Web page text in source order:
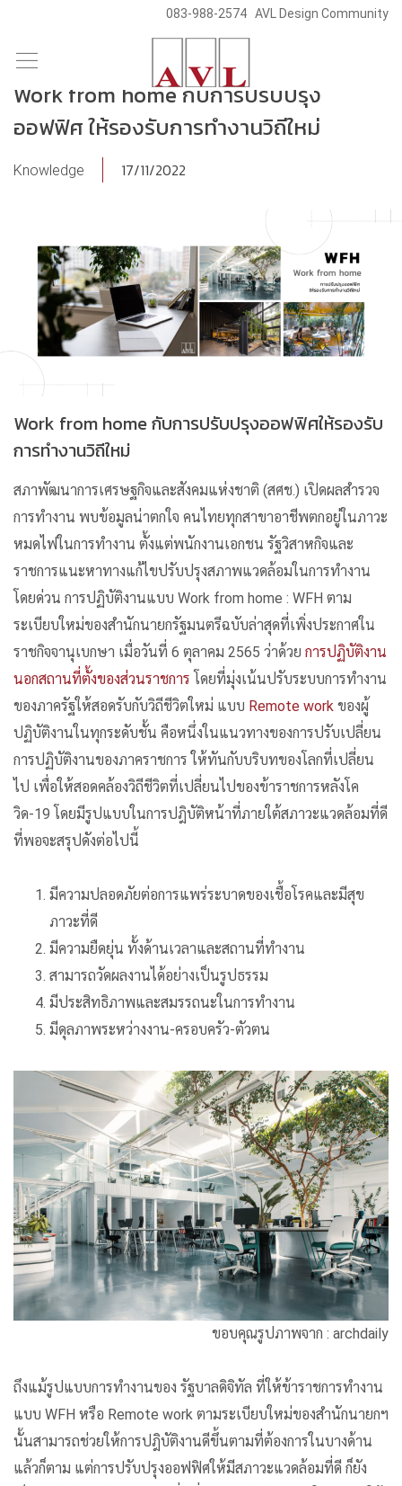
content
083-988-2574 AVL Design Community
Work from home กับการปรับปรุง
ออฟฟิศ ให้รองรับการทำงานวิถีใหม่
Knowledge 17/11/2022
Work from home กับการปรับปรุงออฟฟิศให้รองรับ
การทำงานวิถีใหม่
สภาพัฒนาการเศรษฐกิจและสังคมแห่งชาติ (สศช.) เปิดผลสำรวจ
การทำงาน พบข้อมูลน่าตกใจ คนไทยทุกสาขาอาชีพตกอยู่ในภาวะ
หมดไฟในการทำงาน ตั้งแต่พนักงานเอกชน รัฐวิสาหกิจและ
ราชการแนะหาทางแก้ไขปรับปรุงสภาพแวดล้อมในการทำงาน
โดยด่วน การปฏิบัติงานแบบ Work from home : WFH ตาม
ระเบียบใหม่ของสำนักนายกรัฐมนตรีฉบับล่าสุดที่เพิ่งประกาศใน
ราชกิจจานุเบกษา เมื่อวันที่ 6 ตุลาคม 2565 ว่าด้วย การปฏิบัติงาน
นอกสถานที่ตั้งของส่วนราชการ โดยที่มุ่งเน้นปรับระบบการทำงาน
ของภาครัฐให้สอดรับกับวิถีชีวิตใหม่ แบบ Remote work ของผู้
ปฏิบัติงานในทุกระดับชั้น คือหนึ่งในแนวทางของการปรับเปลี่ยน
การปฏิบัติงานของภาคราชการ ให้ทันกับบริบทของโลกที่เปลี่ยน
ไป เพื่อให้สอดคล้องวิถีชีวิตที่เปลี่ยนไปของข้าราชการหลังโค
วิด-19 โดยมีรูปแบบในการปฎิบัติหน้าที่ภายใต้สภาวะแวดล้อมที่ดี
ที่พอจะสรุปดังต่อไปนี้
มีความปลอดภัยต่อการแพร่ระบาดของเชื้อโรคและมีสุข
ภาวะที่ดี
มีความยืดยุ่น ทั้งด้านเวลาและสถานที่ทำงาน
สามารถวัดผลงานได้อย่างเป็นรูปธรรม
มีประสิทธิภาพและสมรรถนะในการทำงาน
มีดุลภาพระหว่างงาน-ครอบครัว-ตัวตน
ขอบคุณรูปภาพจาก : archdaily
ถึงแม้รูปแบบการทำงานของ รัฐบาลดิจิทัล ที่ให้ข้าราชการทำงาน
แบบ WFH หรือ Remote work ตามระเบียบใหม่ของสำนักนายกฯ
นั้นสามารถช่วยให้การปฎิบัติงานดีขึ้นตามที่ต้องการในบางด้าน
แล้วก็ตาม แต่การปรับปรุงออฟฟิศให้มีสภาวะแวดล้อมที่ดี ก็ยัง